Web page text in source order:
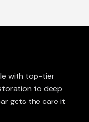
with top-tier
to deep
gets the care it